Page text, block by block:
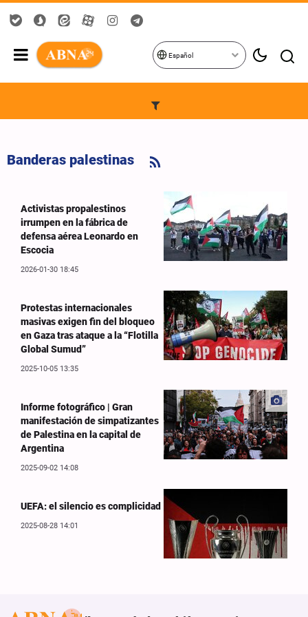
Español
Banderas palestinas
Activistas propalestinos
irrumpen en la fábrica de
defensa aérea Leonardo en
Escocia
2026-01-30 18:45
Protestas internacionales
masivas exigen fin del bloqueo
en Gaza tras ataque a la “Flotilla
Global Sumud”
2025-10-05 13:35
Informe fotográfico | Gran
manifestación de simpatizantes
de Palestina en la capital de
Argentina
2025-09-02 14:08
UEFA: el silencio es complicidad
2025-08-28 14:01